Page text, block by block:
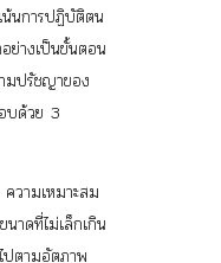
น้นการปฏิบัติตน
ย่างเป็นขั้นตอน
มปรัชญาของ
บด้วย 3
วามเหมาะสม
าดที่ไม่เล็กเกิน
ปตามอัตภาพ